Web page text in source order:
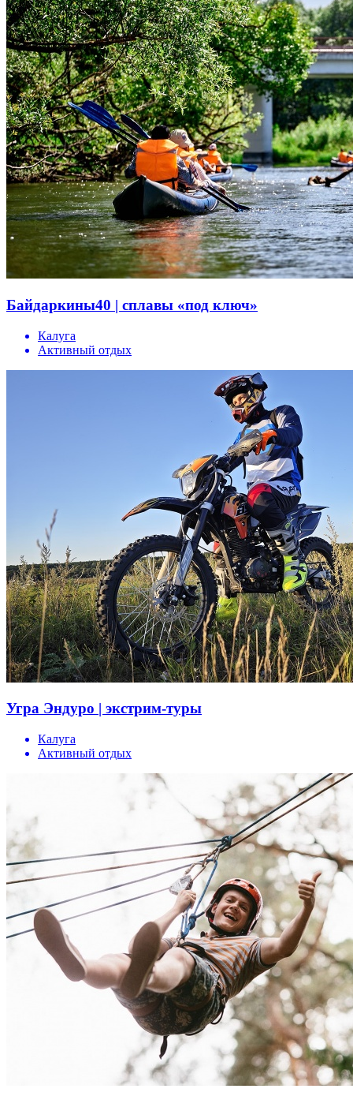
Байдаркины40 | сплавы «под ключ»
Калуга
Активный отдых
Угра Эндуро | экстрим-туры
Калуга
Активный отдых